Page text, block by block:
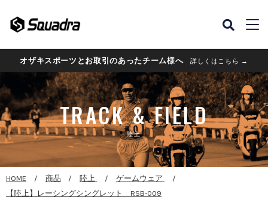
オザキスポーツとお取引のあったチーム様へ 詳しくはこちら →
TRACK & FIELD
陸上
HOME 商品 陸上
ゲームウェア
【陸上】レーシングシングレット RSB-009